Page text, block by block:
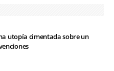
utopía cimentada sobre un